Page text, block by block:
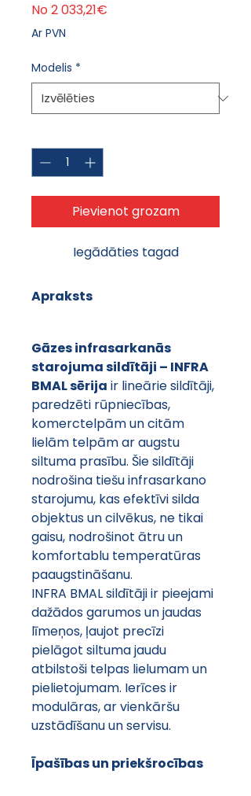
No 2 033,21€
Ar PVN
Modelis *
Pievienot grozam
Iegādāties tagad
Apraksts
Gāzes infrasarkanās
starojuma sildītāji – INFRA
BMAL sērija ir lineārie sildītāji,
paredzēti rūpniecības,
komerctelpām un citām
lielām telpām ar augstu
siltuma prasību. Šie sildītāji
nodrošina tiešu infrasarkano
starojumu, kas efektīvi silda
objektus un cilvēkus, ne tikai
gaisu, nodrošinot ātru un
komfortablu temperatūras
paaugstināšanu.
INFRA BMAL sildītāji ir pieejami
dažādos garumos un jaudas
līmeņos, ļaujot precīzi
pielāgot siltuma jaudu
atbilstoši telpas lielumam un
pielietojumam. Ierīces ir
modulāras, ar vienkāršu
uzstādīšanu un servisu.
Īpašības un priekšrocības